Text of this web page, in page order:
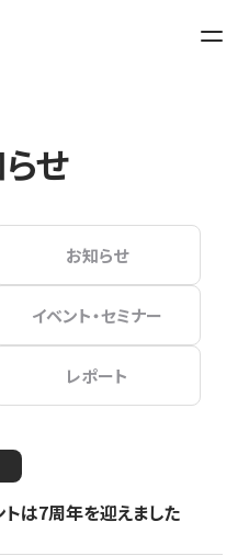
せ
お知らせ
イベント・セミナー
レポート
は7周年を迎えました